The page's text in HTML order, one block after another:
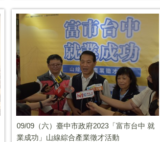
09/09（六）臺中市政府2023「富市台中 就
業成功」山線綜合產業徵才活動